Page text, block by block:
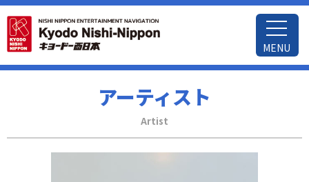
MENU
アーティスト
Artist